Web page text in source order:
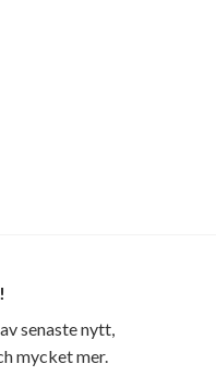
senaste nytt,
mycket mer.